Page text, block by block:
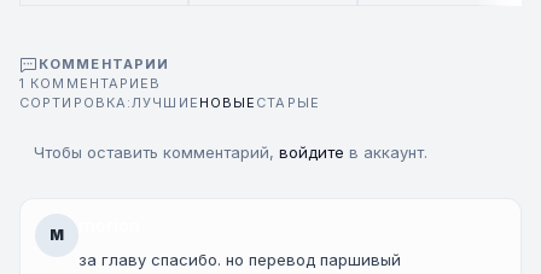
КОММЕНТАРИИ
1 КОММЕНТАРИЕВ
СОРТИРОВКА: ЛУЧШИЕ НОВЫЕ СТАРЫЕ
Чтобы оставить комментарий, войдите в аккаунт.
M
за главу спасибо. но перевод паршивый